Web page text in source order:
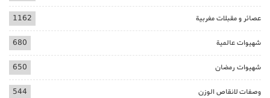
عصائر و مقبلات مغربية 1162
شهيوات عالمية 680
شهيوات رمضان 650
وصفات لانقاص الوزن 544